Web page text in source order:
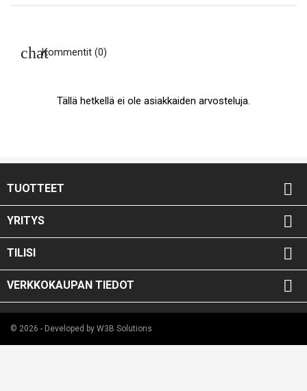
Kommentit (0)
Tällä hetkellä ei ole asiakkaiden arvosteluja.
TUOTTEET 
YRITYS 
TILISI 
VERKKOKAUPAN TIEDOT 
© 2026 - Developed by W3B Solutions